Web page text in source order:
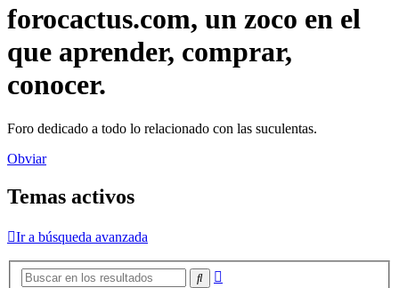
forocactus.com, un zoco en el
que aprender, comprar,
conocer.
Foro dedicado a todo lo relacionado con las suculentas.
Obviar
Temas activos
Ir a búsqueda avanzada
Buscar